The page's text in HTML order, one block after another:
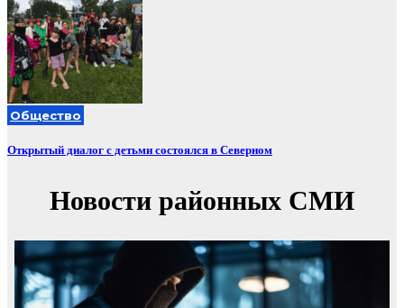
Общество
Открытый диалог с детьми состоялся в Северном